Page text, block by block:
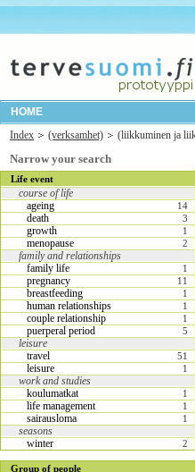
HOME
Index
(verksamhet) (liikkuminen ja
Narrow your search
Life event
course of life
ageing
14
death 3
growth 1
menopause 2
family and relationships
family life
1
pregnancy 11
breastfeeding 1
human relationships 1
couple relationship 1
puerperal period 5
leisure
travel
51
leisure 1
work and studies
koulumatkat
1
life management 1
sairausloma 1
seasons
winter
2
Group of people